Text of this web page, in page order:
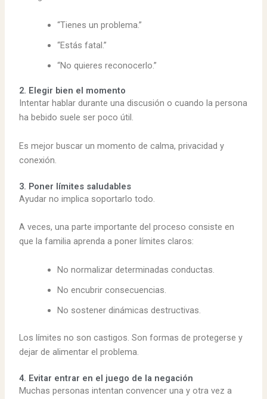
“Tienes un problema.”
“Estás fatal.”
“No quieres reconocerlo.”
2. Elegir bien el momento
Intentar hablar durante una discusión o cuando la persona
ha bebido suele ser poco útil.
Es mejor buscar un momento de calma, privacidad y
conexión.
3. Poner límites saludables
Ayudar no implica soportarlo todo.
A veces, una parte importante del proceso consiste en
que la familia aprenda a poner límites claros:
No normalizar determinadas conductas.
No encubrir consecuencias.
No sostener dinámicas destructivas.
Los límites no son castigos. Son formas de protegerse y
dejar de alimentar el problema.
4. Evitar entrar en el juego de la negación
Muchas personas intentan convencer una y otra vez a